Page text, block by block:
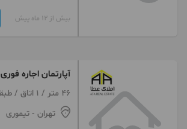
بیش از 12 ماه پیش
آپارتمان اجاره فوری
46 متر / 1 اتاق / طبقه 3
تهران - تیموری